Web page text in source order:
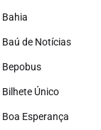
Bahia
Baú de Notícias
Bepobus
Bilhete Único
Boa Esperança